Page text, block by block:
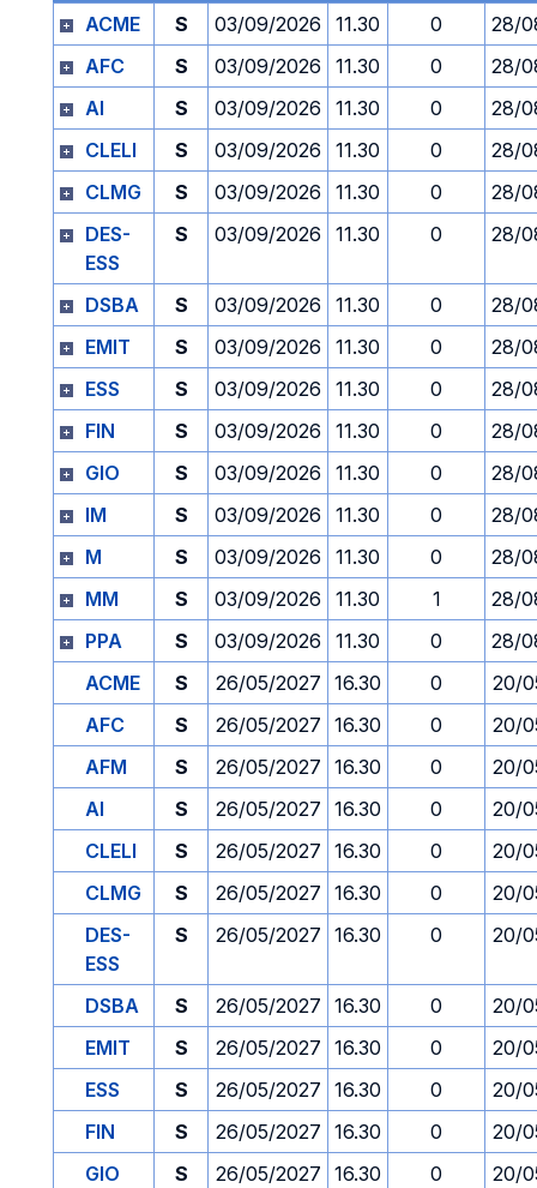
ACME S 03/09/2026 11.30 0
28/
AFC
S 03/09/2026 11.30 0
28/
AI
S 03/09/2026 11.30 0
28/
CLELI
S 03/09/2026 11.30 0
28/
CLMG
S 03/09/2026 11.30 0
28/
DES-
ESS
S 03/09/2026 11.30 0 28/
DSBA S 03/09/2026 11.30 0
28/
EMIT
S 03/09/2026 11.30 0
28/
ESS
S 03/09/2026 11.30 0
28/
FIN
S 03/09/2026 11.30 0
28/
GIO
S 03/09/2026 11.30 0
28/
IM
S 03/09/2026 11.30 0
28/
M
S 03/09/2026 11.30 0
28/
MM
S 03/09/2026 11.30 1
28/
PPA
S 03/09/2026 11.30 0
28/
ACME
S 26/05/2027 16.30 0
20/
AFC
S 26/05/2027 16.30 0
20/
AFM
S 26/05/2027 16.30 0
20/
AI
S 26/05/2027 16.30 0
20/
CLELI
S 26/05/2027 16.30 0
20/
CLMG
S 26/05/2027 16.30 0
20/
DES-
ESS
S 26/05/2027 16.30 0 20/
DSBA S 26/05/2027 16.30 0
20/
EMIT
S 26/05/2027 16.30 0
20/
ESS
S 26/05/2027 16.30 0
20/
FIN
S 26/05/2027 16.30 0
20/
GIO
S 26/05/2027 16.30 0
20/